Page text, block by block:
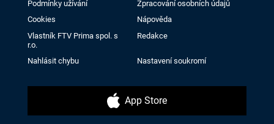
Podmínky užívání
Zpracování osobních údajů
Cookies
Nápověda
Vlastník FTV Prima spol. s
r.o.
Redakce
Nahlásit chybu Nastavení soukromí
App Store